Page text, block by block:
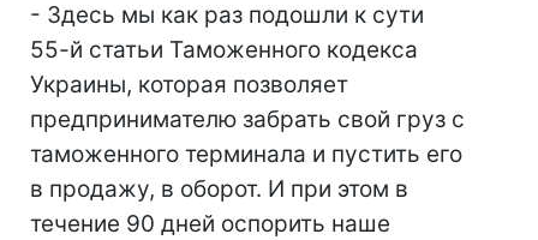
- Здесь мы как раз подошли к сути
55-й статьи Таможенного кодекса
Украины, которая позволяет
предпринимателю забрать свой груз с
таможенного терминала и пустить его
в продажу, в оборот. И при этом в
течение 90 дней оспорить наше